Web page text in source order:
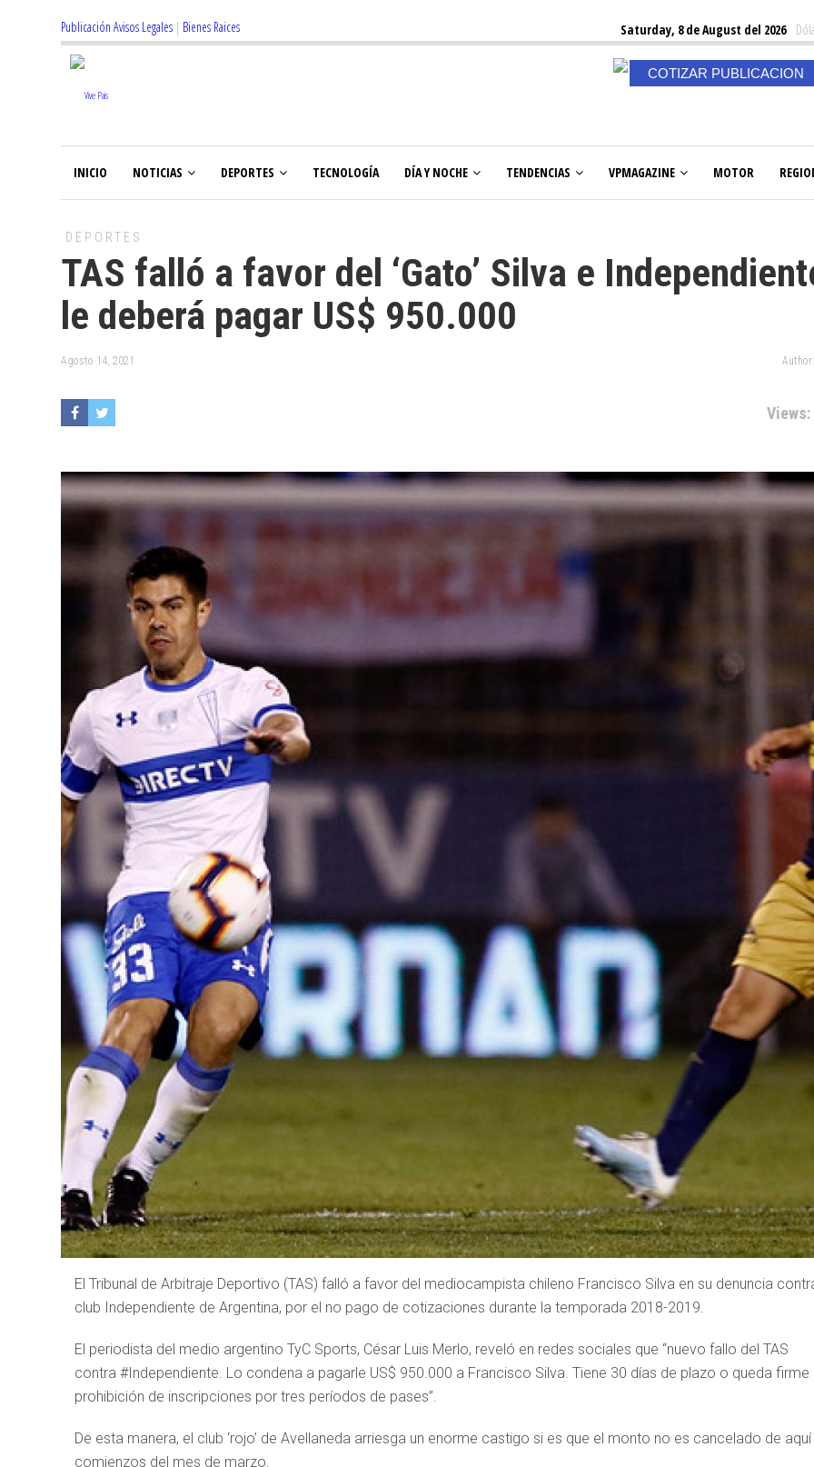
Publicación Avisos Legales | Bienes Raices Saturday, 8 de August del 2026
COTIZAR PUBLICACION
INICIO NOTICIAS DEPORTES TECNOLOGÍA DÍA Y NOCHE TENDENCIAS VPMAGAZINE MOTOR
DEPORTES
TAS falló a favor del ‘Gato’ Silva e
le deberá pagar US$ 950.000
Agosto 14, 2021
Views:
El Tribunal de Arbitraje Deportivo (TAS) falló a favor del mediocampista chileno Francisco Silva en su denuncia
club Independiente de Argentina, por el no pago de cotizaciones durante la temporada 2018-2019.
El periodista del medio argentino TyC Sports, César Luis Merlo, reveló en redes sociales que “nuevo fallo del TAS
contra #Independiente. Lo condena a pagarle US$ 950.000 a Francisco Silva. Tiene 30 días de plazo o queda firme
prohibición de inscripciones por tres períodos de pases”.
De esta manera, el club ‘rojo’ de Avellaneda arriesga un enorme castigo si es que el monto no es cancelado de aquí
comienzos del mes de marzo.